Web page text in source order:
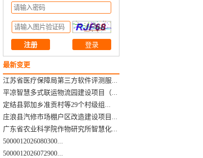
注册
最新变更
江苏省医疗保障局第三方软件评测服...
平凉智慧多式联运物流园建设项目（...
定结县郭加乡准贡村等29个村级组...
庄浪县汽修市场棚户区改造建设项目...
广东省农业科学院作物研究所智慧化...
5000012026080300...
5000012026072900...